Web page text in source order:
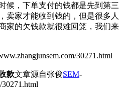
，下单支付的钱都是先到第三
卖家才能收到钱的，但是很多人
家的欠钱款就很难回笼，我们来
30271.html
款文章源自张俊SEM-